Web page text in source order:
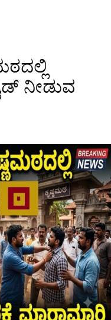
ನೀಡುವ